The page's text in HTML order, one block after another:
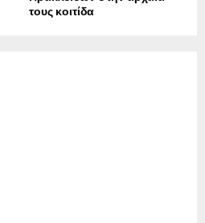
τους κοιτίδα